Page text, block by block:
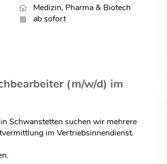
Medizin, Pharma & Biotech
ab sofort
(m/w/d) im
Schwanstetten suchen wir mehrere
im Vertriebsinnendienst.